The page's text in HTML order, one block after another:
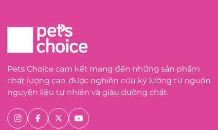
Pets Choice cam kết mang đến những sản phẩm
chất lượng cao, được nghiên cứu kỹ lưỡng từ nguồn
nguyên liệu tự nhiên và giàu dưỡng chất.